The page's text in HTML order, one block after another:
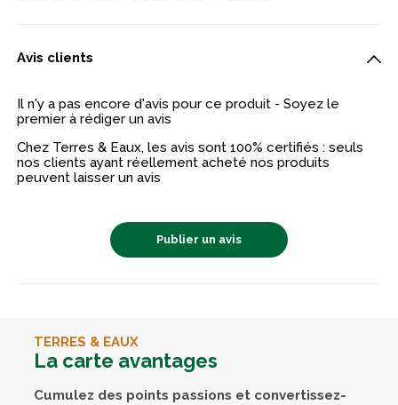
Avis clients
Il n'y a pas encore d'avis pour ce produit - Soyez le
premier à rédiger un avis
Chez Terres & Eaux, les avis sont 100% certifiés : seuls
nos clients ayant réellement acheté nos produits
peuvent laisser un avis
Publier un avis
TERRES & EAUX
La carte avantages
Cumulez des points passions et convertissez-